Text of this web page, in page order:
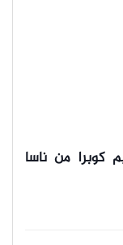
كوبرا من ناسا